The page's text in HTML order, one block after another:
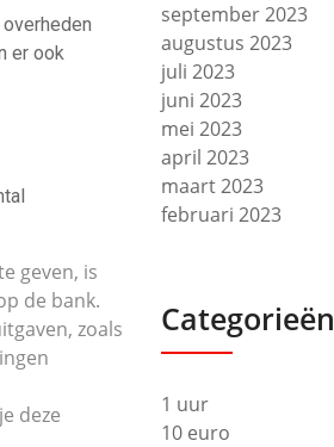
er ook
geven, is
de bank.
zoals
deze
september 2023
augustus 2023
juli 2023
juni 2023
mei 2023
april 2023
maart 2023
februari 2023
Categorieën
1 uur
10 euro